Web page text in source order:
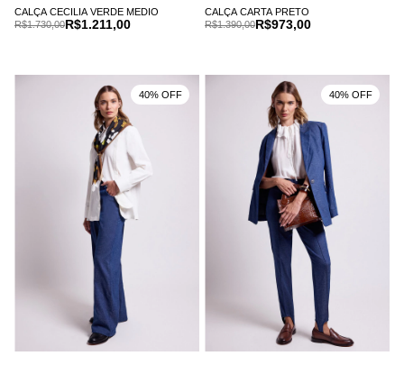
CALÇA CECILIA VERDE MEDIO
R$1.211,00
R$1.730,00
CALÇA CARTA PRETO
R$973,00
R$1.390,00
40% OFF 40% OFF